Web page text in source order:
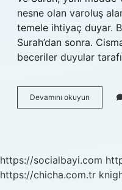
nesne olan varoluş
temele ihtiyaç duyar.
Surah’dan sonra.
beceriler duyular
Devamını okuyun
De
https://socialbayi.com
https://chicha.com.tr